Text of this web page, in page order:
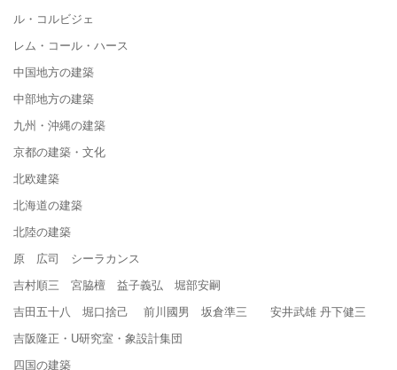
ル・コルビジェ
レム・コール・ハース
中国地方の建築
中部地方の建築
九州・沖縄の建築
京都の建築・文化
北欧建築
北海道の建築
北陸の建築
原 広司 シーラカンス
吉村順三 宮脇檀 益子義弘 堀部安嗣
吉田五十八 堀口捨己 前川國男 坂倉準三 安井武雄 丹下健三
吉阪隆正・U研究室・象設計集団
四国の建築